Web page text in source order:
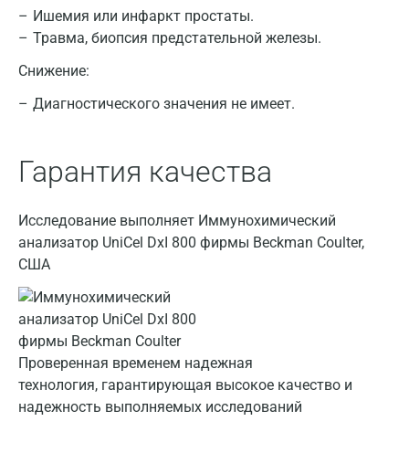
Ишемия или инфаркт простаты.
Травма, биопсия предстательной железы.
Снижение:
Диагностического значения не имеет.
Гарантия качества
Исследование выполняет Иммунохимический
анализатор UniCel DxI 800 фирмы Beckman Coulter,
США
Проверенная временем надежная
технология, гарантирующая высокое качество и
надежность выполняемых исследований
Санкт-Петербург
Нижний Новгород
Казань
Апрелевка
Армавир
Астрахань